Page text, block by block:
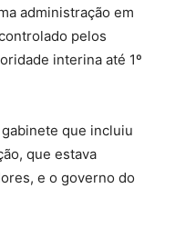
administração em
pelos
interina até 1º
que incluiu
que estava
e o governo do